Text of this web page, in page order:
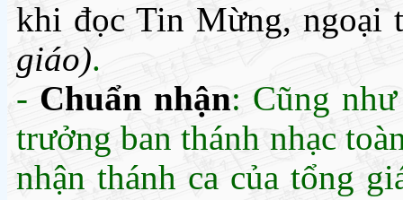
khi đọc Tin Mừng, ngoại
giáo).
- Chuẩn nhận: Cũng
trưởng ban thánh nhạc
nhận thánh ca của tổng